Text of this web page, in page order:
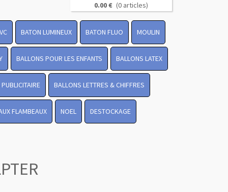
0.00 € (0 articles)
BATON LUMINEUX BATON FLUO MOULIN
BALLONS POUR LES ENFANTS BALLONS LATEX
BALLONS LETTRES & CHIFFRES
FLAMBEAUX NOEL DESTOCKAGE